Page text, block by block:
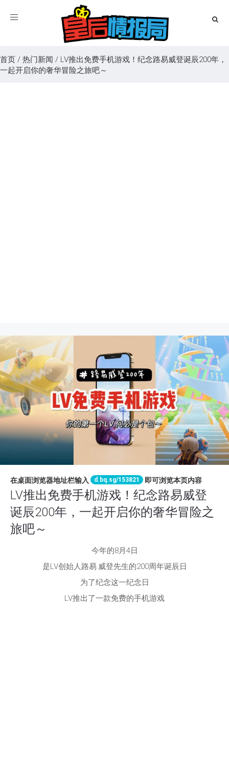
Toggle
首页 / 热门新闻 / LV推出免费手机游戏！纪念路易威登诞辰200年，
一起开启你的奢华冒险之旅吧～
在桌面浏览器地址栏输入 d.bq.sg/153821 即可浏览本页内容
LV推出免费手机游戏！纪念路易威登
诞辰200年，一起开启你的奢华冒险之
旅吧～
今年的8月4日
是LV创始人路易.威登先生的200周年诞辰日
为了纪念这一纪念日
LV推出了一款免费的手机游戏